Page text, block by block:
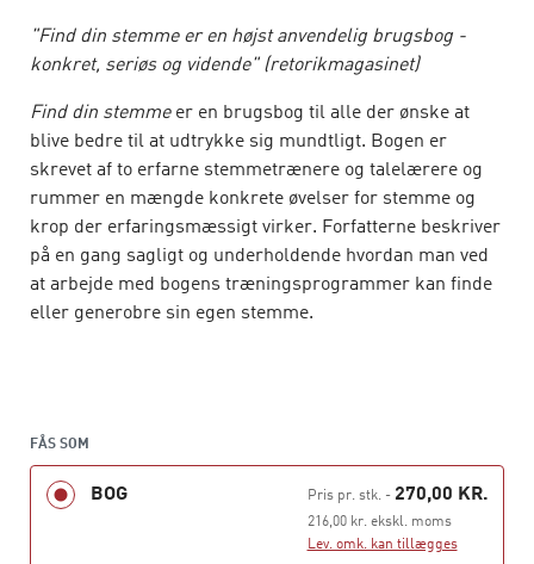
"Find din stemme er en højst anvendelig brugsbog -
konkret, seriøs og vidende" (retorikmagasinet)
Find din stemmeer en brugsbog til alle der ønske at
blive bedre til at udtrykke sig mundtligt. Bogen er
skrevet af to erfarne stemmetrænere og talelærere og
rummer en mængde konkrete øvelser for stemme og
krop der erfaringsmæssigt virker. Forfatterne beskriver
på en gang sagligt og underholdende hvordan man ved
at arbejde med bogens træningsprogrammer kan finde
eller generobre sin egen stemme.
oplæsning, mundtlighed i kombination med PowerPoint,
speaktræning m.v. Til bogen hører en hjemmeside
hvor øvelserne er indtalt og gennemgås grundigt. Her
findes også tre litterære øvetekster indtalt specielt til
FÅS SOM
BOG Pris pr. stk.- 270,00 KR.
216,00 kr. ekskl. moms
Lev. omk. kan tillægges